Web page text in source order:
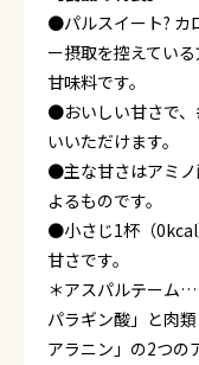
●パルスイート? カ
ー摂取を控えてい
甘味料です。
●おいしい甘さで、
いいただけます。
●主な甘さはアミ
よるものです。
●小さじ1杯（
甘さです。
＊アスパルテーム
パラギン酸」と肉
アラニン」の2つの